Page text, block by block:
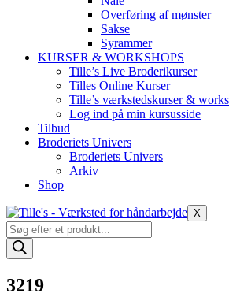
Overføring af mønster
Sakse
Syrammer
KURSER & WORKSHOPS
Tille’s Live Broderikurser
Tilles Online Kurser
Tille’s værkstedskurser &
Log ind på min kursusside
Tilbud
Broderiets Univers
Broderiets Univers
Arkiv
Shop
X
Products
search
3219